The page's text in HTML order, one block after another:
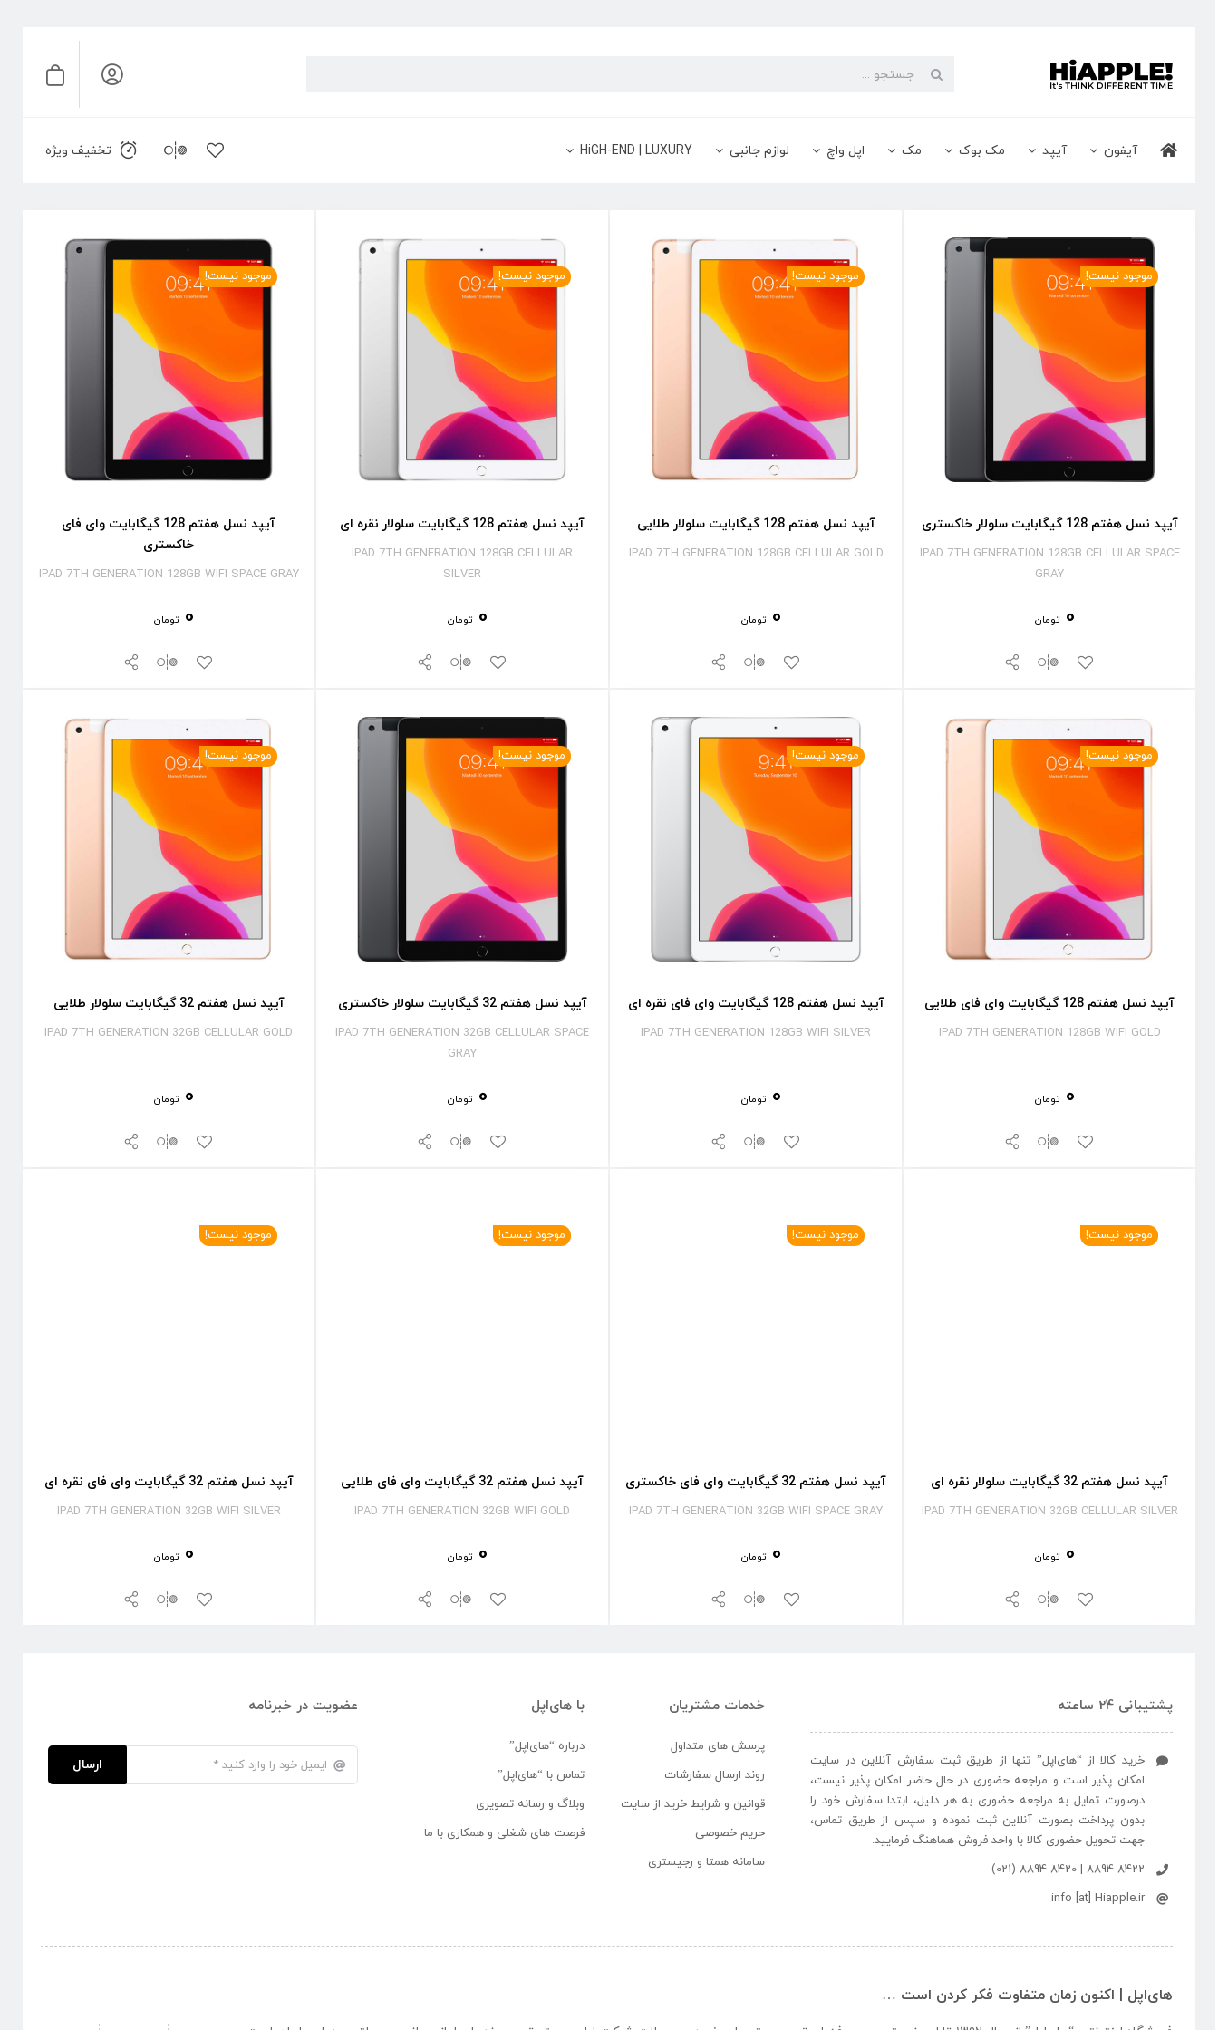
content
جستجو
آیفون آیپد مک بوک مک اپل واچ لوازم جانبی HiGH-END | LUXURY تخفیف ویژه
موجود نیست!
آیپد نسل هفتم 128 گیگابایت سلولار خاکستری
IPAD 7TH GENERATION 128GB CELLULAR SPACE
GRAY
0 تومان
موجود نیست!
آیپد نسل هفتم 128 گیگابایت سلولار طلایی
IPAD 7TH GENERATION 128GB CELLULAR GOLD
0 تومان
موجود نیست!
آیپد نسل هفتم 128 گیگابایت سلولار نقره ای
IPAD 7TH GENERATION 128GB CELLULAR
SILVER
0 تومان
موجود نیست!
آیپد نسل هفتم 128 گیگابایت وای فای
خاکستری
IPAD 7TH GENERATION 128GB WIFI SPACE GRAY
0 تومان
موجود نیست!
آیپد نسل هفتم 128 گیگابایت وای فای طلایی
IPAD 7TH GENERATION 128GB WIFI GOLD
0 تومان
موجود نیست!
آیپد نسل هفتم 128 گیگابایت وای فای نقره ای
IPAD 7TH GENERATION 128GB WIFI SILVER
0 تومان
موجود نیست!
آیپد نسل هفتم 32 گیگابایت سلولار خاکستری
IPAD 7TH GENERATION 32GB CELLULAR SPACE
GRAY
0 تومان
موجود نیست!
آیپد نسل هفتم 32 گیگابایت سلولار طلایی
IPAD 7TH GENERATION 32GB CELLULAR GOLD
0 تومان
موجود نیست!
آیپد نسل هفتم 32 گیگابایت سلولار نقره ای
IPAD 7TH GENERATION 32GB CELLULAR SILVER
0 تومان
موجود نیست!
آیپد نسل هفتم 32 گیگابایت وای فای خاکستری
IPAD 7TH GENERATION 32GB WIFI SPACE GRAY
0 تومان
موجود نیست!
آیپد نسل هفتم 32 گیگابایت وای فای طلایی
IPAD 7TH GENERATION 32GB WIFI GOLD
0 تومان
موجود نیست!
آیپد نسل هفتم 32 گیگابایت وای فای نقره ای
IPAD 7TH GENERATION 32GB WIFI SILVER
0 تومان
پشتیبانی 24 ساعته
خرید کالا از “های‌اپل” تنها از طریق ثبت سفارش آنلاین در سایت
امکان پذیر است و مراجعه حضوری در حال حاضر امکان پذیر نیست،
درصورت تمایل به مراجعه حضوری به هر دلیل، ابتدا سفارش خود را
بدون پرداخت بصورت آنلاین ثبت نموده و سپس از طریق تماس،
جهت تحویل حضوری کالا با واحد فروش هماهنگ فرمایید.
8422 8894 | 8420 8894 (021)
info [at] Hiapple.ir
خدمات مشتریان
پرسش های متداول
روند ارسال سفارشات
قوانین و شرایط خرید از سایت
حریم خصوصی
سامانه همتا و رجیستری
با های‌اپل
درباره “های‌اپل”
تماس با “های‌اپل”
وبلاگ و رسانه تصویری
فرصت های شغلی و همکاری با ما
عضویت در خبرنامه
ارسال
های‌اپل | اکنون زمان متفاوت فکر کردن است …